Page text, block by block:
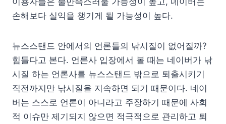
손해보다 실익을 챙기게 될 가능성이 높다.
뉴스스탠드 안에서의 언론들의 낚시질이 없어질까?
힘들다고 본다. 언론사 입장에서 볼 때는 네이버가 낚
시질 하는 언론사를 뉴스스탠드 밖으로 퇴출시키기
직전까지만 낚시질을 지속하면 되기 때문이다. 네이
버는 스스로 언론이 아니라고 주장하기 때문에 사회
적 이슈만 제기되지 않으면 적극적으로 관리하고 퇴